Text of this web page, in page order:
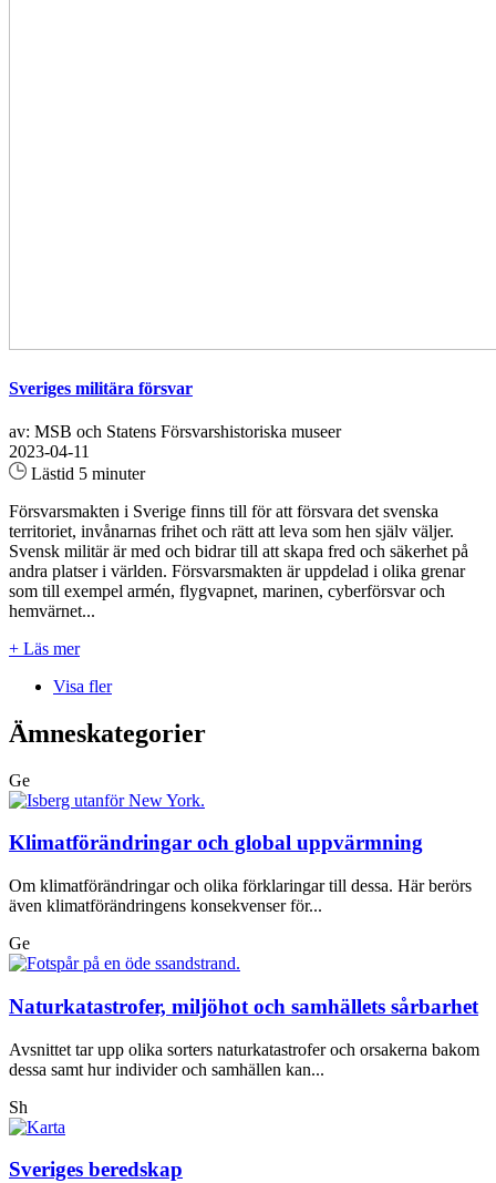
Sveriges militära försvar
av: MSB och Statens Försvarshistoriska museer
2023-04-11
Lästid 5 minuter
Försvarsmakten i Sverige finns till för att försvara det svenska
territoriet, invånarnas frihet och rätt att leva som hen själv väljer.
Svensk militär är med och bidrar till att skapa fred och säkerhet på
andra platser i världen. Försvarsmakten är uppdelad i olika grenar
som till exempel armén, flygvapnet, marinen, cyberförsvar och
hemvärnet...
+ Läs mer
Visa fler
Ämneskategorier
Ge
Klimatförändringar och global uppvärmning
Om klimatförändringar och olika förklaringar till dessa. Här berörs
även klimatförändringens konsekvenser för...
Ge
Naturkatastrofer, miljöhot och samhällets sårbarhet
Avsnittet tar upp olika sorters naturkatastrofer och orsakerna bakom
dessa samt hur individer och samhällen kan...
Sh
Sveriges beredskap